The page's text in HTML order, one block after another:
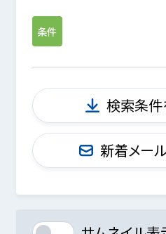
条件
検索条件
新着メー